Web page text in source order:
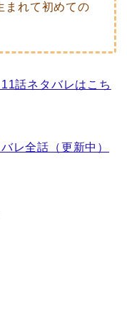
まれて初めての
話ネタバレはこち
レ全話（更新中）